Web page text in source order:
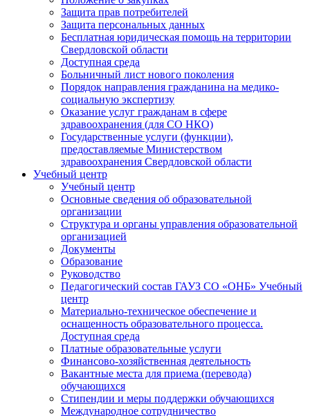
Защита прав потребителей
Защита персональных данных
Бесплатная юридическая помощь на территории
Свердловской области
Доступная среда
Больничный лист нового поколения
Порядок направления гражданина на медико-
социальную экспертизу
Оказание услуг гражданам в сфере
здравоохранения (для СО НКО)
Государственные услуги (функции),
предоставляемые Министерством
здравоохранения Свердловской области
Учебный центр
Учебный центр
Основные сведения об образовательной
организации
Структура и органы управления образовательной
организацией
Документы
Образование
Руководство
Педагогический состав ГАУЗ СО «ОНБ» Учебный
центр
Материально-техническое обеспечение и
оснащенность образовательного процесса.
Доступная среда
Платные образовательные услуги
Финансово-хозяйственная деятельность
Вакантные места для приема (перевода)
обучающихся
Стипендии и меры поддержки обучающихся
Международное сотрудничество